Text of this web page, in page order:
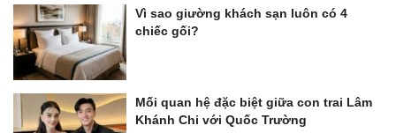
Vì sao giường khách sạn luôn có 4
chiếc gối?
Mối quan hệ đặc biệt giữa con trai Lâm
Khánh Chi với Quốc Trường